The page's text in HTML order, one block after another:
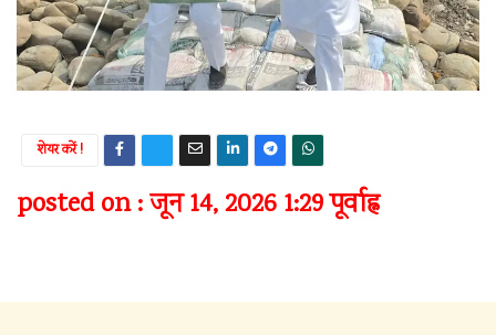
शेयर करें !
posted on : जून 14, 2026 1:29 पूर्वाह्न